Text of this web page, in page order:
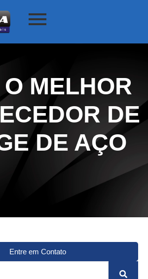
MELHOR
DE
DE AÇO
Entre em Contato